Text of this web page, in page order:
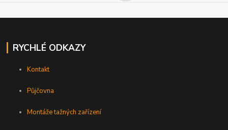
RYCHLÉ ODKAZY
Kontakt
Půjčovna
Montáže tažných zařízení